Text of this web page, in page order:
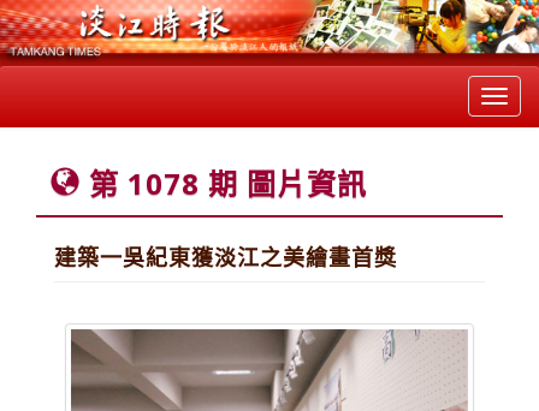
第 1078 期 圖片資訊
建築一吳紀東獲淡江之美繪畫首獎